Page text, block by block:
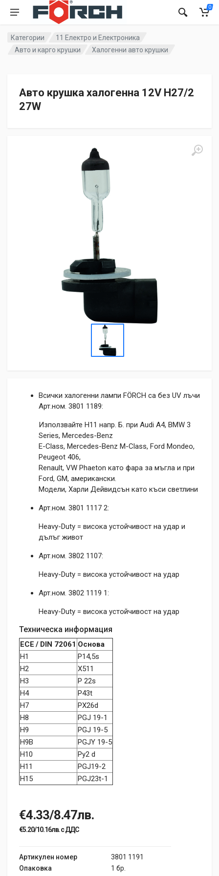
0
Категории
11 Електро и Електроника
Авто и карго крушки
Халогенни авто крушки
Авто крушка халогенна 12V H27/2
27W
Всички халогенни лампи FÖRCH са без UV лъчи
Арт.ном. 3801 1189:
Използвайте H11 напр. Б. при Audi A4, BMW 3
Series, Mercedes-Benz
E-Class, Mercedes-Benz M-Class, Ford Mondeo,
Peugeot 406,
Renault, VW Phaeton като фара за мъгла и при
Ford, GM, американски.
Модели, Харли Дейвидсън като къси светлини
Арт.ном. 3801 1117 2:
Heavy-Duty = висока устойчивост на удар и
дълъг живот
Арт.ном. 3802 1107:
Heavy-Duty = висока устойчивост на удар
Арт.ном. 3802 1119 1:
Heavy-Duty = висока устойчивост на удар
Техническа информация
ECE / DIN 72061 Основа
H1
P14,5s
H2
X511
H3
P 22s
H4
P43t
H7
PX26d
H8
PGJ 19-1
H9
PGJ 19-5
H9B
PGJY 19-5
H10
Py2 d
H11
PGJ19-2
H15
PGJ23t-1
€4.33/8.47лв.
€5.20/10.16лв. с ДДС
Артикулен номер
3801 1191
Опаковка
1 бр.